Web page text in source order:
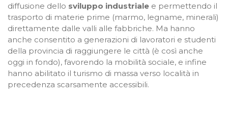
diffusione dello sviluppo industriale e permettendo il
trasporto di materie prime (marmo, legname, minerali)
direttamente dalle valli alle fabbriche. Ma hanno
anche consentito a generazioni di lavoratori e studenti
della provincia di raggiungere le città (è così anche
oggi in fondo), favorendo la mobilità sociale, e infine
hanno abilitato il turismo di massa verso località in
precedenza scarsamente accessibili.